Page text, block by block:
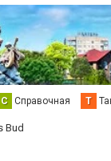
С Справочная Т
Bud